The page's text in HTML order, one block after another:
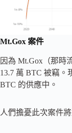
Mt.Gox 案件
因為 Mt.Gox（那時
13.7 萬 BTC 被竊。
BTC 的供應中。
人們擔憂此次案件